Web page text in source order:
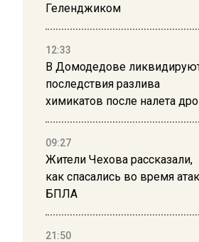
Геленджиком
12:33
В Домодедове
последствия разлива
химикатов после налета
09:27
Жители Чехова рассказали,
как спасались во время
БПЛА
21:50